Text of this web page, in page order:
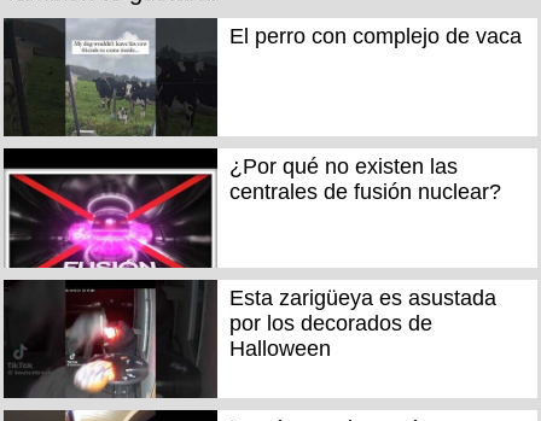
El perro con complejo de vaca
¿Por qué no existen las
centrales de fusión nuclear?
Esta zarigüeya es asustada
por los decorados de
Halloween